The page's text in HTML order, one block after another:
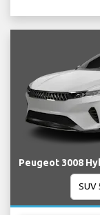
Peugeot 3008